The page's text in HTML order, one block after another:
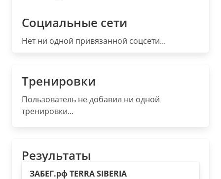
Социальные сети
Нет ни одной привязанной соцсети...
Тренировки
Пользователь не добавил ни одной
тренировки...
Результаты
ЗАБЕГ.рф TERRA SIBERIA